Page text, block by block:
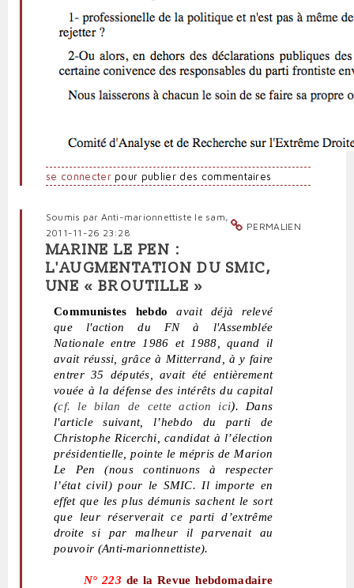
se connecterpour publier des commentaires
PERMALIEN
Soumis par Anti-marionnettiste le sam,
2011-11-26 23:28
MARINE LE PEN :
L'AUGMENTATION DU SMIC,
UNE « BROUTILLE »
Communistes hebdo
avait déjà relevé
que l'action du FN à l'Assemblée
Nationale entre 1986 et 1988, quand il
avait réussi, grâce à Mitterrand, à y faire
entrer 35 députés, avait été entièrement
vouée à la défense des intérêts du capital
(cf. le bilan de cette action ici). Dans
l'article suivant, l’hebdo du parti de
Christophe Ricerchi, candidat à l’élection
présidentielle, pointe le mépris de Marion
Le Pen (nous continuons à respecter
l’état civil) pour le SMIC. Il importe en
effet que les plus démunis sachent le sort
que leur réserverait ce parti d’extrême
droite si par malheur il parvenait au
pouvoir (Anti-marionnettiste).
N° 223 de la Revue hebdomadaire